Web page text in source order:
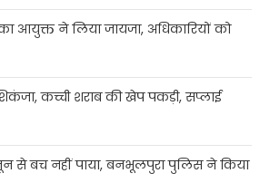
आयुक्त ने लिया जायजा, अधिकारियों को
कच्ची शराब की खेप पकड़ी, सप्लाई
से बच नहीं पाया, बनभूलपुरा पुलिस ने किया